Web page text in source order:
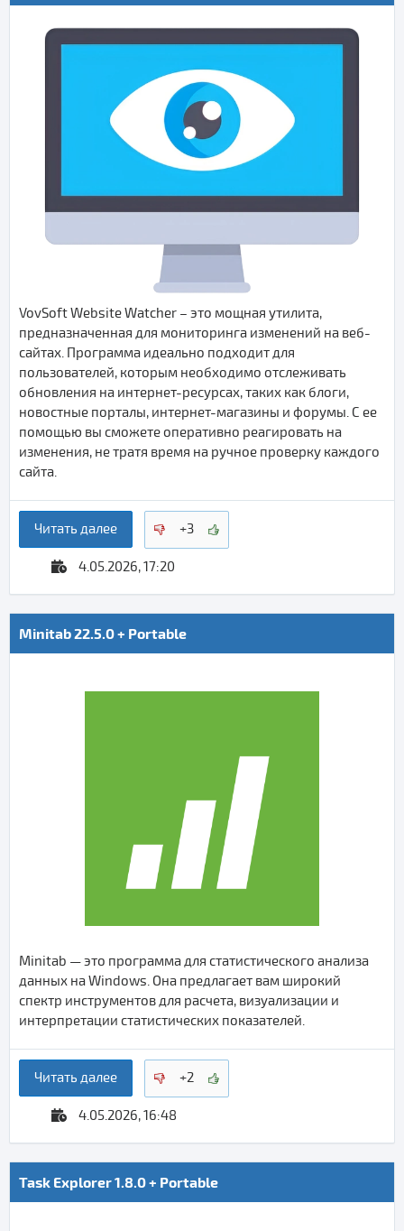
VovSoft Website Watcher – это мощная утилита,
предназначенная для мониторинга изменений на веб-
сайтах. Программа идеально подходит для
пользователей, которым необходимо отслеживать
обновления на интернет-ресурсах, таких как блоги,
новостные порталы, интернет-магазины и форумы. С ее
помощью вы сможете оперативно реагировать на
изменения, не тратя время на ручное проверку каждого
сайта.
Читать далее +3
4.05.2026, 17:20
Minitab 22.5.0 + Portable
Minitab — это программа для статистического анализа
данных на Windows. Она предлагает вам широкий
спектр инструментов для расчета, визуализации и
интерпретации статистических показателей.
Читать далее +2
4.05.2026, 16:48
Task Explorer 1.8.0 + Portable